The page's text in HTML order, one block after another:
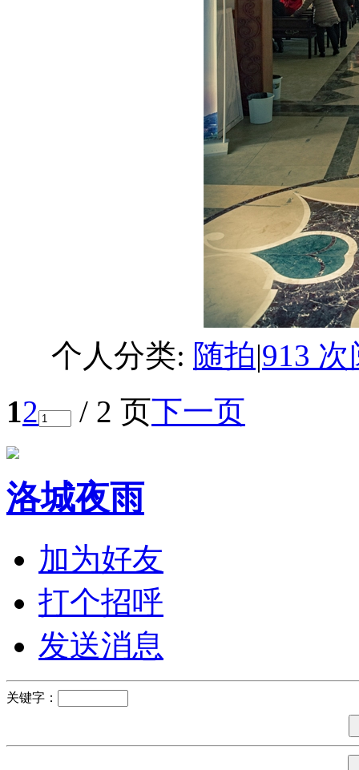
个人分类: 随拍|913
12 / 2 页下一页
洛城夜雨
加为好友
打个招呼
发送消息
关键字：